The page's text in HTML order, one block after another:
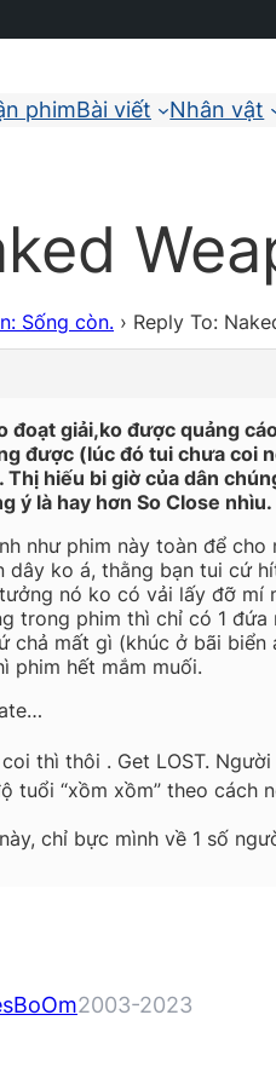
phimBài viết Nhân vật
Sống còn. › Reply To:
đoạt giải,ko được quảng
được (lúc đó tui chưa coi
Thị hiếu bi giờ của dân
ý là hay hơn So Close nhìu.
như phim này toàn để
dây ko á, thằng bạn tui cứ
nó ko có vải lấy đỡ mí
trong phim thì chỉ có 1
chả mất gì (khúc ở bãi biển
phim hết mắm muối.
thì thôi . Get LOST.
tuổi “xồm xồm” theo cách
chỉ bực mình về 1 số
2003-2023